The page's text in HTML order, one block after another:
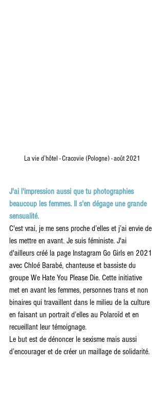
La vie d’hôtel - Cracovie (Pologne) - août 2021
J'ai l'impression aussi que tu photographies
beaucoup les femmes. Il s'en dégage une grande
sensualité.
C'est vrai, je me sens proche d’elles et j’ai envie de
les mettre en avant. Je suis féministe. J'ai
d'ailleurs créé la page Instagram Go Girls en 2021
avec Chloé Barabé, chanteuse et bassiste du
groupe We Hate You Please Die. Cette initiative
met en avant les femmes, personnes trans et non
binaires qui travaillent dans le milieu de la culture
en faisant un portrait d’elles au Polaroïd et en
recueillant leur témoignage.
Le but est de dénoncer le sexisme mais aussi
d’encourager et de créer un maillage de solidarité.